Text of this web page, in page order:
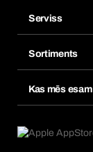
Izlases
Atkārtots
Abonementi
Serviss
Sortiments
Kas mēs esam
Kas mūs virza